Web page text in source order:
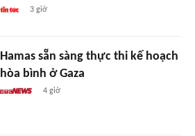
3 giờ
Hamas sẵn sàng thực thi kế hoạch
hòa bình ở Gaza
4 giờ